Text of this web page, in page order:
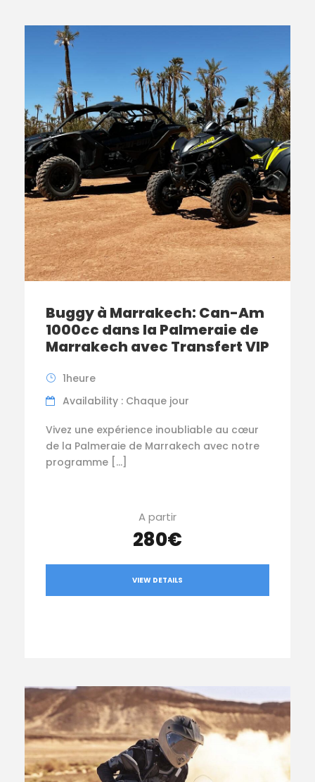
Buggy à Marrakech: Can-Am
1000cc dans la Palmeraie de
Marrakech avec Transfert VIP
1heure
Availability : Chaque jour
Vivez une expérience inoubliable au cœur
de la Palmeraie de Marrakech avec notre
programme […]
A partir
280€
VIEW DETAILS